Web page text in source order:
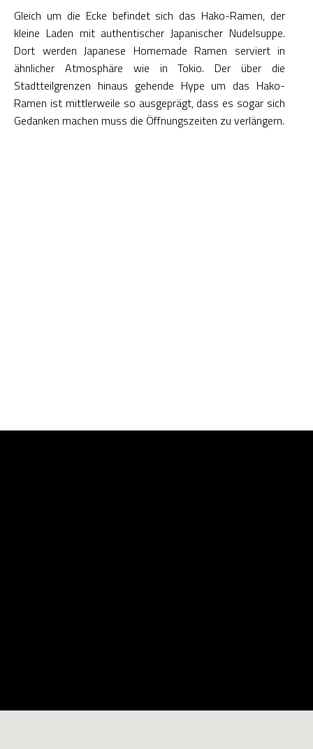
Gleich um die Ecke befindet sich das Hako-Ramen, der
kleine Laden mit authentischer Japanischer Nudelsuppe.
Dort werden Japanese Homemade Ramen serviert in
ähnlicher Atmosphäre wie in Tokio. Der über die
Stadtteilgrenzen hinaus gehende Hype um das Hako-
Ramen ist mittlerweile so ausgeprägt, dass es sogar sich
Gedanken machen muss die Öffnungszeiten zu verlängern.